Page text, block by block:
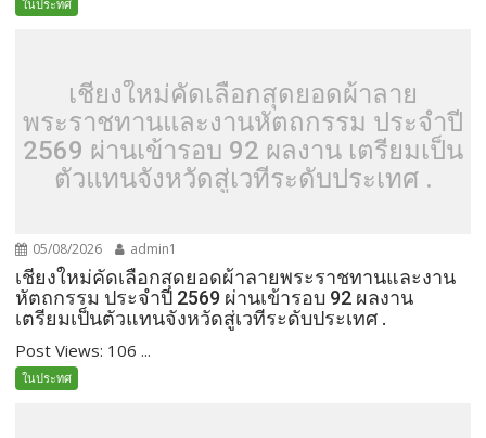
ในประทศ
เชียงใหม่คัดเลือกสุดยอดผ้าลาย
พระราชทานและงานหัตถกรรม ประจำปี
2569 ผ่านเข้ารอบ 92 ผลงาน เตรียมเป็น
ตัวแทนจังหวัดสู่เวทีระดับประเทศ .
05/08/2026 admin1
เชียงใหม่คัดเลือกสุดยอดผ้าลายพระราชทานและงาน
หัตถกรรม ประจำปี 2569 ผ่านเข้ารอบ 92 ผลงาน
เตรียมเป็นตัวแทนจังหวัดสู่เวทีระดับประเทศ .
Post Views: 106 ...
ในประทศ